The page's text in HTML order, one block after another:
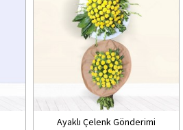
Ayaklı Çelenk Gönderimi